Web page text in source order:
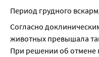
Период грудного
Согласно
животных превышала
При решении об отмене